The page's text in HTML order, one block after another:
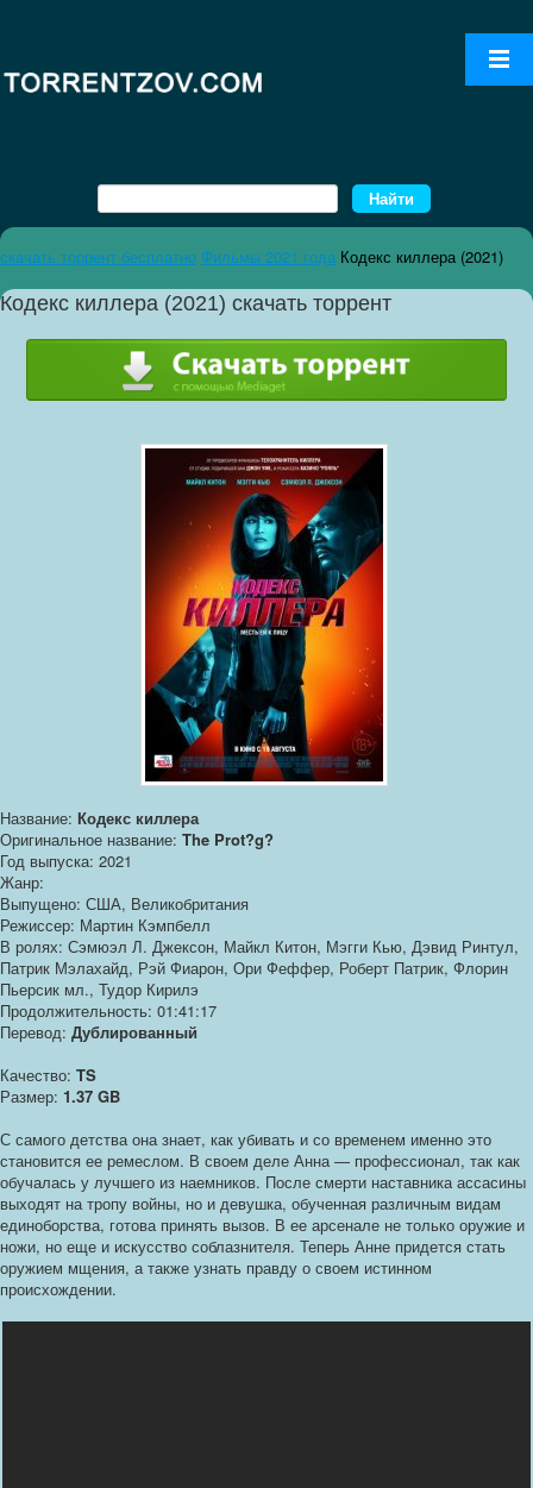
скачать торрент бесплатно Фильмы 2021 года Кодекс киллера (2021)
Кодекс киллера (2021) скачать торрент
Название: Кодекс киллера
Оригинальное название: The Prot?g?
Год выпуска: 2021
Жанр:
Выпущено: США, Великобритания
Режиссер: Мартин Кэмпбелл
В ролях: Сэмюэл Л. Джексон, Майкл Китон, Мэгги Кью, Дэвид Ринтул,
Патрик Мэлахайд, Рэй Фиарон, Ори Феффер, Роберт Патрик, Флорин
Пьерсик мл., Тудор Кирилэ
Продолжительность: 01:41:17
Перевод: Дублированный
Качество: TS
Размер: 1.37 GB
С самого детства она знает, как убивать и со временем именно это
становится ее ремеслом. В своем деле Анна — профессионал, так как
обучалась у лучшего из наемников. После смерти наставника ассасины
выходят на тропу войны, но и девушка, обученная различным видам
единоборства, готова принять вызов. В ее арсенале не только оружие и
ножи, но еще и искусство соблазнителя. Теперь Анне придется стать
оружием мщения, а также узнать правду о своем истинном
происхождении.